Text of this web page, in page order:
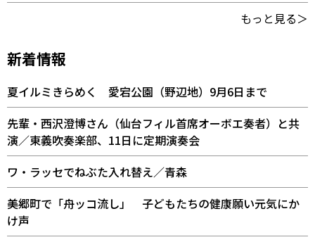
もっと見る＞
新着情報
夏イルミきらめく 愛宕公園（野辺地）9月6日まで
先輩・西沢澄博さん（仙台フィル首席オーボエ奏者）と共
演／東義吹奏楽部、11日に定期演奏会
ワ・ラッセでねぶた入れ替え／青森
美郷町で「舟ッコ流し」 子どもたちの健康願い元気にか
け声